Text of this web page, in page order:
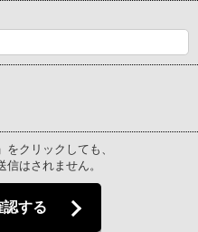
をクリックしても、
はされません。
する